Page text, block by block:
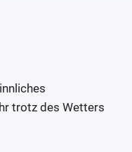
trotz des Wetters